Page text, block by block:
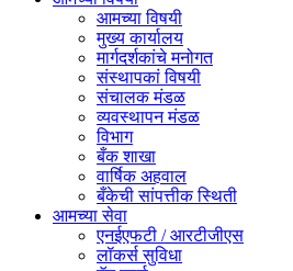
आमच्या विषयी
मुख्य कार्यालय
मार्गदर्शकांचे मनोगत
संस्थापकां विषयी
संचालक मंडळ
व्यवस्थापन मंडळ
विभाग
बँक शाखा
वार्षिक अहवाल
बँकेची सांपत्तीक स्थिती
आमच्या सेवा
एनईएफटी / आरटीजीएस
लॉकर्स सुविधा